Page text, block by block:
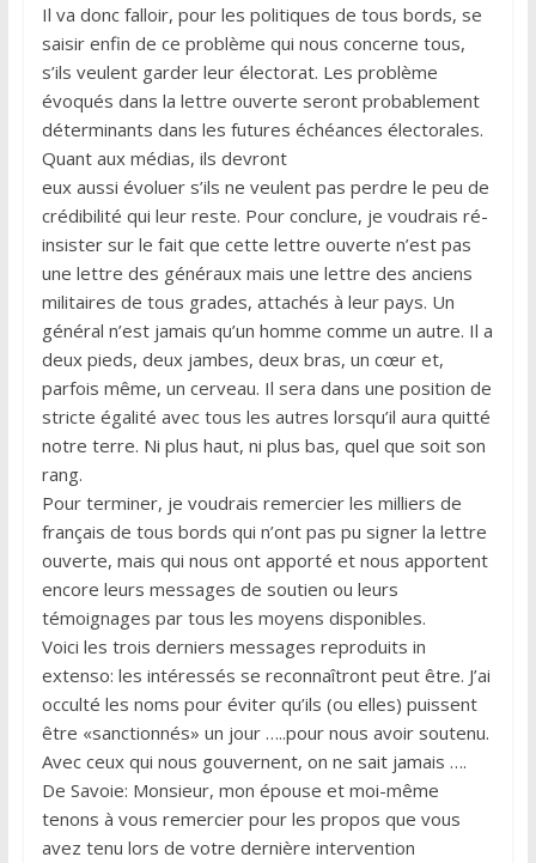
Il va donc falloir, pour les politiques de tous bords, se
saisir enfin de ce problème qui nous concerne tous,
s’ils veulent garder leur électorat. Les problème
évoqués dans la lettre ouverte seront probablement
déterminants dans les futures échéances électorales.
Quant aux médias, ils devront
eux aussi évoluer s’ils ne veulent pas perdre le peu de
crédibilité qui leur reste. Pour conclure, je voudrais ré-
insister sur le fait que cette lettre ouverte n’est pas
une lettre des généraux mais une lettre des anciens
militaires de tous grades, attachés à leur pays. Un
général n’est jamais qu’un homme comme un autre. Il a
deux pieds, deux jambes, deux bras, un cœur et,
parfois même, un cerveau. Il sera dans une position de
stricte égalité avec tous les autres lorsqu’il aura quitté
notre terre. Ni plus haut, ni plus bas, quel que soit son
rang.
Pour terminer, je voudrais remercier les milliers de
français de tous bords qui n’ont pas pu signer la lettre
ouverte, mais qui nous ont apporté et nous apportent
encore leurs messages de soutien ou leurs
témoignages par tous les moyens disponibles.
Voici les trois derniers messages reproduits in
extenso: les intéressés se reconnaîtront peut être. J’ai
occulté les noms pour éviter qu’ils (ou elles) puissent
être «sanctionnés» un jour …..pour nous avoir soutenu.
Avec ceux qui nous gouvernent, on ne sait jamais ….
De Savoie: Monsieur, mon épouse et moi-même
tenons à vous remercier pour les propos que vous
avez tenu lors de votre dernière intervention